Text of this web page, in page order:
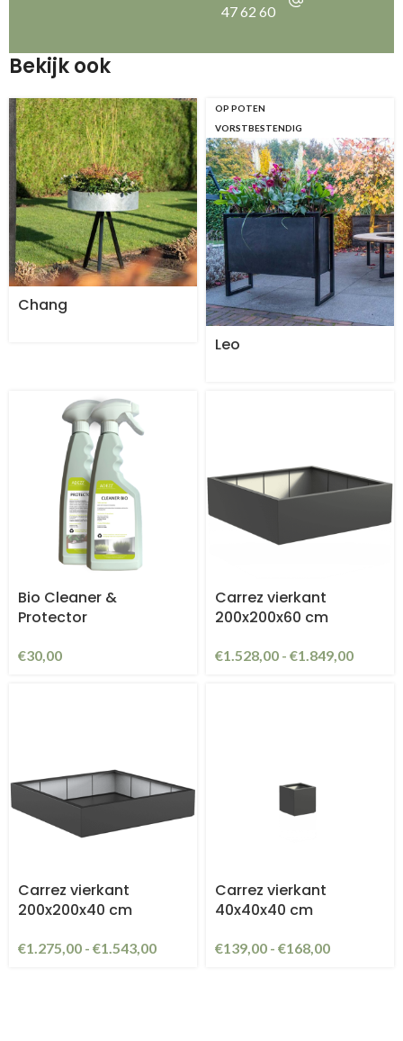
47 62 60
Bekijk ook
Chang
OP POTEN
VORSTBESTENDIG
Leo
Bio Cleaner &
Protector
€30,00
Carrez vierkant
200x200x60 cm
€1.528,00 - €1.849,00
Carrez vierkant
200x200x40 cm
€1.275,00 - €1.543,00
Carrez vierkant
40x40x40 cm
€139,00 - €168,00